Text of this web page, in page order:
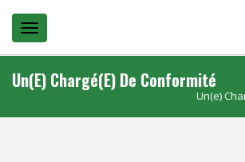
Menu
Un(e) Chargé(e) De Conformité
Un(e)